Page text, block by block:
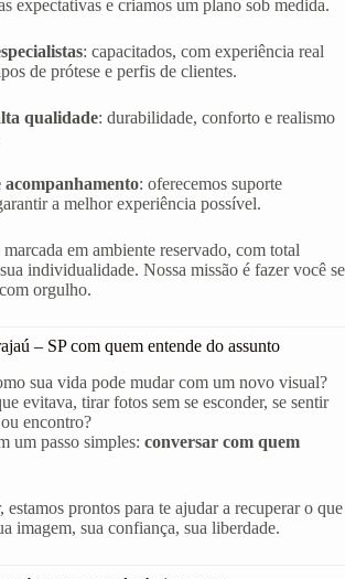
expectativas e criamos um plano sob medida.
: capacitados, com experiência real
de prótese e perfis de clientes.
qualidade: durabilidade, conforto e realismo
acompanhamento: oferecemos suporte
a melhor experiência possível.
em ambiente reservado, com total
individualidade. Nossa missão é fazer você se
orgulho.
– SP com quem entende do assunto
sua vida pode mudar com um novo visual?
evitava, tirar fotos sem se esconder, se sentir
encontro?
um passo simples: conversar com quem
prontos para te ajudar a recuperar o que
imagem, sua confiança, sua liberdade.